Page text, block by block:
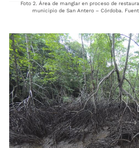
Foto 2. Área de manglar en proceso de
municipio de San Antero – Córdoba.